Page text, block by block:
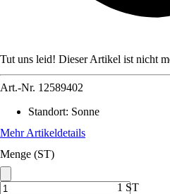
Tut uns leid! Dieser Artikel ist nicht
Art.-Nr. 12589402
Standort: Sonne
Mehr Artikeldetails
Menge (ST)
1 ST